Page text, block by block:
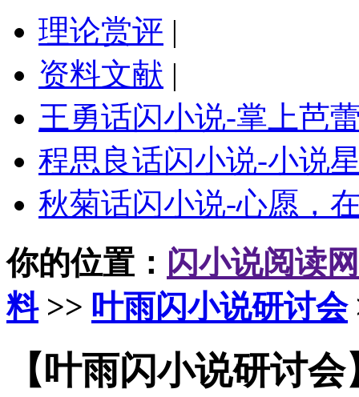
理论赏评 |
资料文献 |
王勇话闪小说-掌上芭
程思良话闪小说-小说
秋菊话闪小说-心愿，
你的位置： 闪小说阅读网
料>> 叶雨闪小说研讨会
【叶雨闪小说研讨